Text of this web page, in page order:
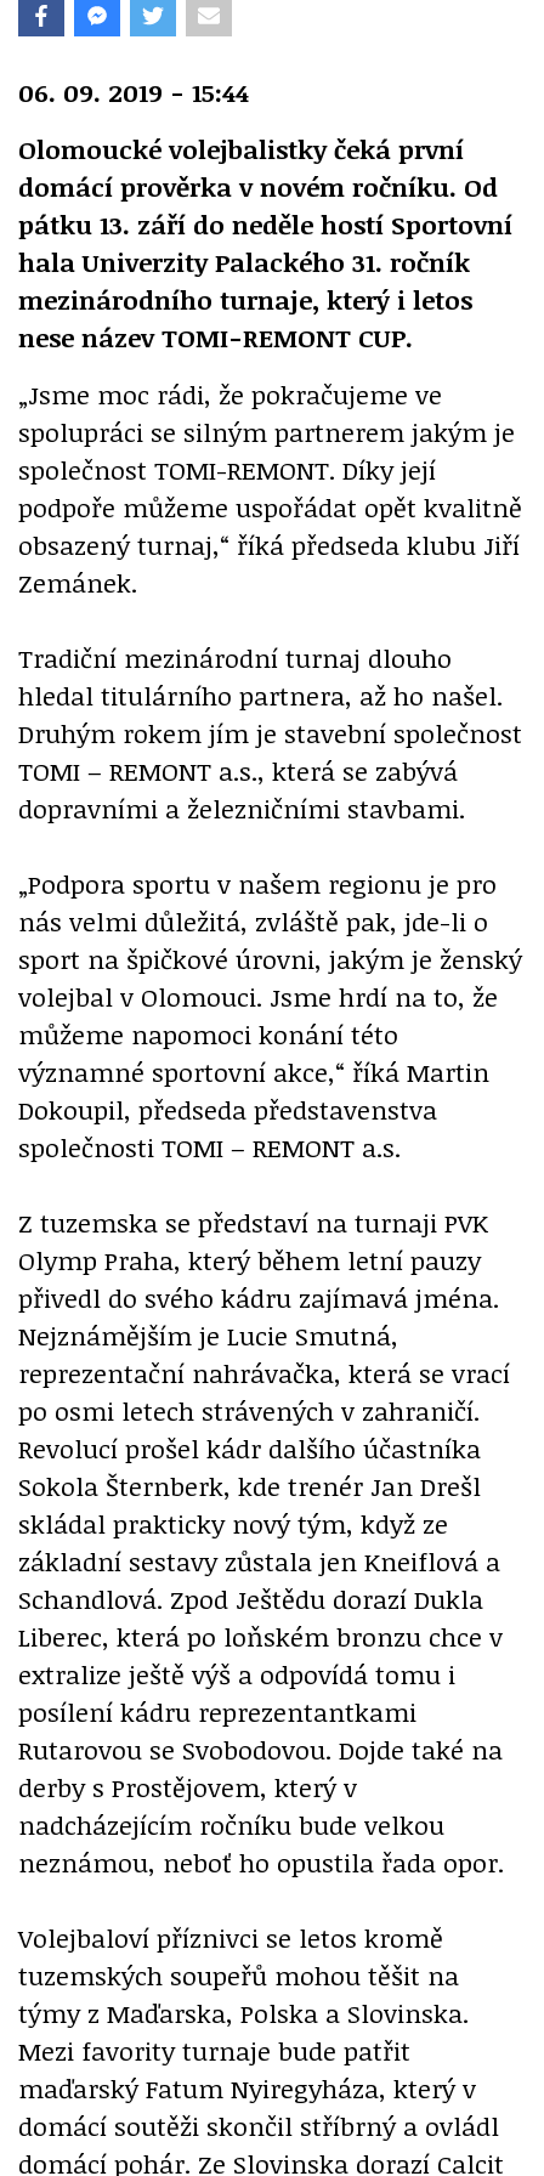
06. 09. 2019 - 15:44
Olomoucké volejbalistky čeká první
domácí prověrka v novém ročníku. Od
pátku 13. září do neděle hostí Sportovní
hala Univerzity Palackého 31. ročník
mezinárodního turnaje, který i letos
nese název TOMI-REMONT CUP.
„Jsme moc rádi, že pokračujeme ve
spolupráci se silným partnerem jakým je
společnost TOMI-REMONT. Díky její
podpoře můžeme uspořádat opět kvalitně
obsazený turnaj,“ říká předseda klubu Jiří
Zemánek.
Tradiční mezinárodní turnaj dlouho
hledal titulárního partnera, až ho našel.
Druhým rokem jím je stavební společnost
TOMI – REMONT a.s., která se zabývá
dopravními a železničními stavbami.
„Podpora sportu v našem regionu je pro
nás velmi důležitá, zvláště pak, jde-li o
sport na špičkové úrovni, jakým je ženský
volejbal v Olomouci. Jsme hrdí na to, že
můžeme napomoci konání této
významné sportovní akce,“ říká Martin
Dokoupil, předseda představenstva
společnosti TOMI – REMONT a.s.
Z tuzemska se představí na turnaji PVK
Olymp Praha, který během letní pauzy
přivedl do svého kádru zajímavá jména.
Nejznámějším je Lucie Smutná,
reprezentační nahrávačka, která se vrací
po osmi letech strávených v zahraničí.
Revolucí prošel kádr dalšího účastníka
Sokola Šternberk, kde trenér Jan Drešl
skládal prakticky nový tým, když ze
základní sestavy zůstala jen Kneiflová a
Schandlová. Zpod Ještědu dorazí Dukla
Liberec, která po loňském bronzu chce v
extralize ještě výš a odpovídá tomu i
posílení kádru reprezentantkami
Rutarovou se Svobodovou. Dojde také na
derby s Prostějovem, který v
nadcházejícím ročníku bude velkou
neznámou, neboť ho opustila řada opor.
Volejbaloví příznivci se letos kromě
tuzemských soupeřů mohou těšit na
týmy z Maďarska, Polska a Slovinska.
Mezi favority turnaje bude patřit
maďarský Fatum Nyiregyháza, který v
domácí soutěži skončil stříbrný a ovládl
domácí pohár. Ze Slovinska dorazí Calcit